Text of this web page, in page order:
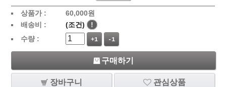
상품가 : 60,000원
배송비 :
(조건)
!
수량 :
+1 -1
구매하기
장바구니 관심상품